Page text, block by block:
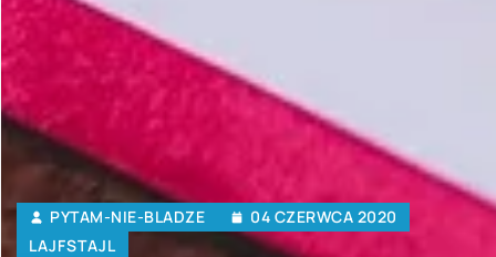
PYTAM-NIE-BLADZE
04 CZERWCA 2020
LAJFSTAJL